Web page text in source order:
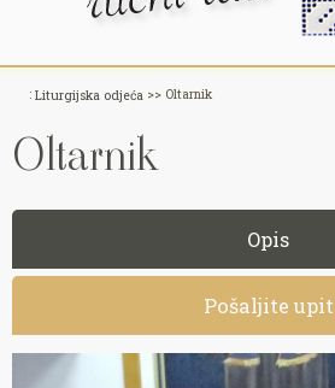
: Liturgijska odjeća >> Oltarnik
Oltarnik
Opis
Pošaljite upit